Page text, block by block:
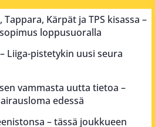
Tappara, Kärpät ja TPS kisassa –
loppusuoralla
Liiga-pistetykin uusi seura
vammasta uutta tietoa –
edessä
– tässä joukkueen